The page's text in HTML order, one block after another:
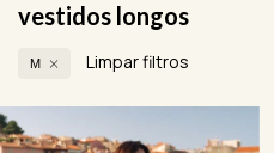
vestidos longos
M Limpar filtros